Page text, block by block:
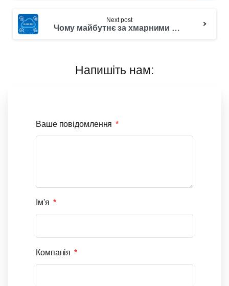
Next post
Чому майбутнє за хмарними ERP рішеннями?
Напишіть нам:
Ваше повідомлення
Ім'я
Компанія